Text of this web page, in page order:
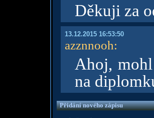
Děkuji za
13.12.2015 16:53:50
azznnooh:
Ahoj,
na
Přidání nového zápisu